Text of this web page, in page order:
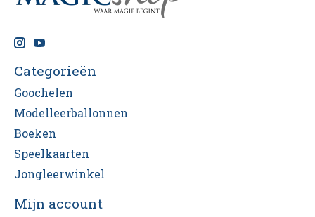
Categorieën
Goochelen
Modelleerballonnen
Boeken
Speelkaarten
Jongleerwinkel
Mijn account